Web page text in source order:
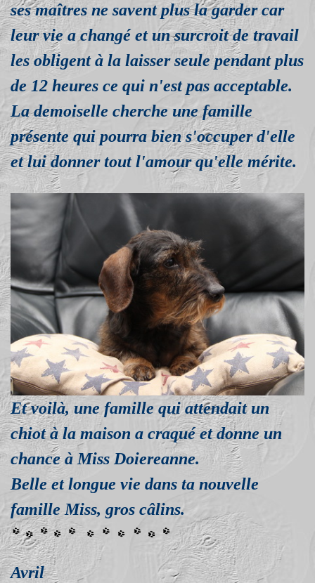
ses maîtres ne savent plus la garder car
leur vie a changé et un surcroit de travail
les obligent à la laisser seule pendant plus
de 12 heures ce qui n'est pas acceptable.
La demoiselle cherche une famille
présente qui pourra bien s'occuper d'elle
et lui donner tout l'amour qu'elle mérite.
Et voilà, une famille qui attendait un
chiot à la maison a craqué et donne un
chance à Miss Doiereanne.
Belle et longue vie dans ta nouvelle
famille Miss, gros câlins.
Avril